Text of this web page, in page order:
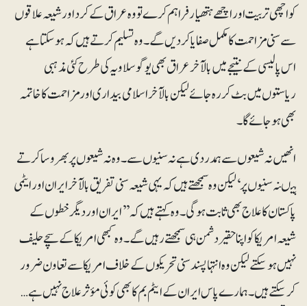
کو اچھی تربیت اور اچھے ہتھیار فراہم کرے تو وہ عراق کے کرد اور شیعہ علاقوں
سے سنی مزاحمت کا مکمل صفایا کردیں گے۔ وہ تسلیم کرتے ہیں کہ ہوسکتا ہے
اس پالیسی کے نتیجے میں بالآخر عراق بھی یوگوسلاویہ کی طرح کئی مذہبی
ریاستوں میں بٹ کر رہ جائے لیکن بالآخر اسلامی بیداری اور مزاحمت کا خاتمہ
بھی ہوجائے گا۔
انھیں نہ شیعوں سے ہمدردی ہے نہ سنیوں سے۔ وہ نہ شیعوں پر بھروسا کرتے
ہیںنہ سنیوں پر‘ لیکن وہ سمجھتے ہیں کہ یہی شیعہ سنی تفریق بالآخر ایران اور ایٹمی
پاکستان کا علاج بھی ثابت ہوگی۔ وہ کہتے ہیں کہ ’’ایران اور دیگر خطوں کے
شیعہ امریکا کو اپنا حقیر دشمن ہی سمجھتے رہیں گے۔ وہ کبھی امریکا کے سچے حلیف
نہیں ہوسکتے لیکن وہ انتہاپسند سنی تحریکوں کے خلاف امریکا سے تعاون ضرور
کرسکتے ہیں۔ ہمارے پاس ایران کے ایٹم بم کا بھی کوئی مؤثر علاج نہیں ہے…